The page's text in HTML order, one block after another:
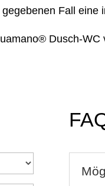
Fall eine
Dusch-WC